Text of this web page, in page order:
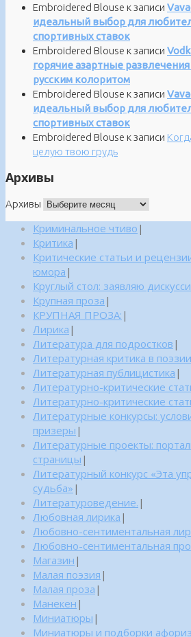
Embroidered Blouse к записи
идеальный выбор для
спортивных ставок
Embroidered Blouse к записи
горячие азартные развлечения
русским колоритом
Embroidered Blouse к записи
идеальный выбор для
спортивных ставок
Embroidered Blouse к записи
целую твою грудь
Архивы
Архивы
Криминальное чтиво |
Критика |
Критические статьи и
юмора |
Круглый стол: заявляю
Крупная проза |
КРУПНАЯ ПРОЗА: |
Лирика |
Литература для подростков |
Литературная критика в поэзии
Литературная публицистика |
Литературно-критические
Литературно-критические
Литературные конкурсы:
призеры |
Литературные проекты:
страницы |
Литературный конкурс «Эта
судьба» |
Литературоведение. |
Любовная лирика |
Любовно-сентиментальная
Любовно-сентиментальная
Магазин |
Малая поэзия |
Малая проза |
Манекен |
Миниатюры |
Миниатюры и подборки